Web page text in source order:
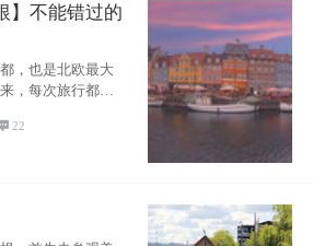
】不能错过的
，也是北欧最大
，每次旅行都是
22